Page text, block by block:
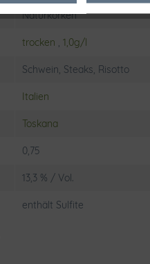
Naturkorken
trocken , 1,0g/l
Schwein, Steaks, Risotto
Italien
Toskana
0,75
13,3 % / Vol.
enthält Sulfite